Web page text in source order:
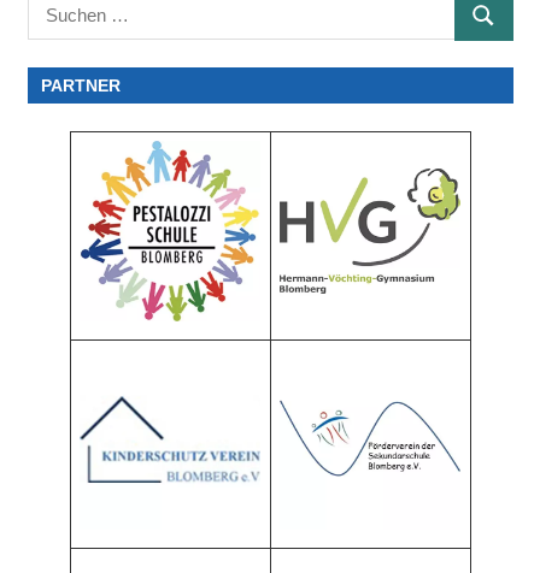
nach:
SUCHEN
PARTNER